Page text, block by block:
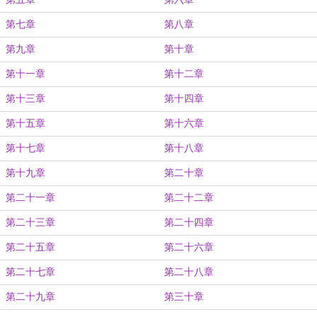
第七章 第八章
第九章 第十章
第十一章 第十二章
第十三章 第十四章
第十五章 第十六章
第十七章 第十八章
第十九章 第二十章
第二十一章 第二十二章
第二十三章 第二十四章
第二十五章 第二十六章
第二十七章 第二十八章
第二十九章 第三十章